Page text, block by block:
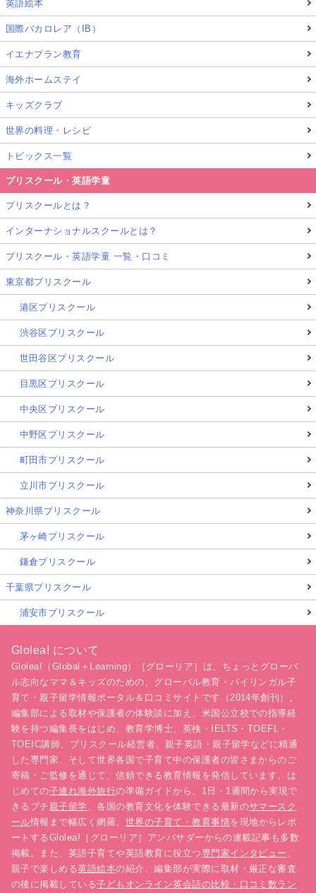
英語絵本
国際バカロレア（IB）
イエナプラン教育
海外ホームステイ
キッズクラブ
世界の料理・レシピ
トピックス一覧
プリスクール・英語学童
プリスクールとは？
インターナショナルスクールとは？
プリスクール・英語学童 一覧・口コミ
東京都プリスクール
港区プリスクール
渋谷区プリスクール
世田谷区プリスクール
目黒区プリスクール
中央区プリスクール
中野区プリスクール
町田市プリスクール
立川市プリスクール
神奈川県プリスクール
茅ヶ崎プリスクール
鎌倉プリスクール
千葉県プリスクール
浦安市プリスクール
Glolea! について
Glolea!（Global＋Learning）［グローリア］は、ちょっとグローバ
ル志向なママ＆キッズのための、グローバル教育・バイリンガル子
育て・親子留学情報ポータル＆口コミサイトです（2014年創刊）。
編集部による取材や保護者の体験談に加え、米国公立校での指導経
験を持つ編集長をはじめ、教育学博士、英検・IELTS・TOEFL・
TOEIC講師、プリスクール経営者、親子英語・親子留学などに精通
した専門家、そして世界各国で子育て中の保護者の皆さまからのご
寄稿・ご監修を通じて、信頼できる教育情報を発信しています。は
じめての子連れ海外旅行の準備ガイドから、1日・1週間から実現で
きるプチ 親子留学 、各国の教育文化を体験できる最新のサマースク
ール情報まで幅広く網羅。 世界の子育て・教育事情を現地からレポ
ートするGlolea!［グローリア］アンバサダーからの連載記事も多数
掲載。また、英語子育てや英語教育に役立つ専門家インタビュー
親子で楽しめる英語絵本の紹介、編集部が実際に取材・厳正な審査
の後に掲載している子どもオンライン英会話の比較・口コミ数ラン